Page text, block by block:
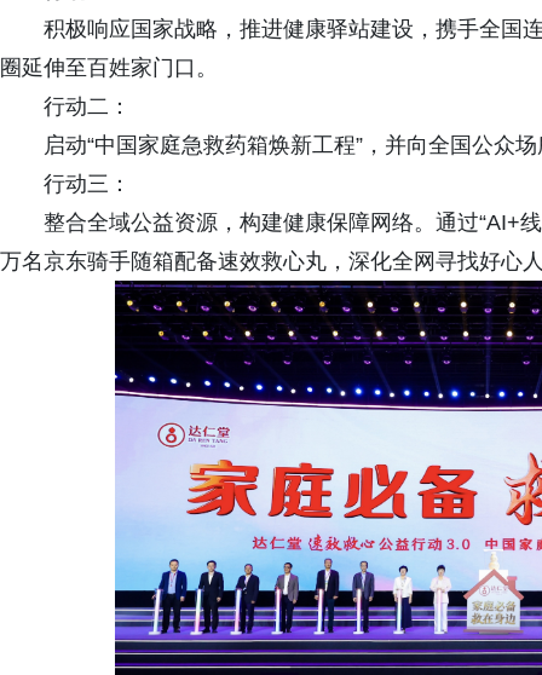
积极响应国家战略，推进健康驿站建设，携手全国
圈延伸至百姓家门口。
行动二：
启动“中国家庭急救药箱焕新工程”，并向全国公众
行动三：
整合全域公益资源，构建健康保障网络。通过“AI+
万名京东骑手随箱配备速效救心丸，深化全网寻找好心